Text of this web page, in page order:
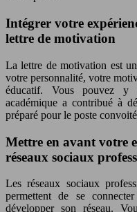
Intégrer votre
lettre de motivation
La lettre de motivation est
votre personnalité, votre
éducatif. Vous pouvez y
académique a contribué à
préparé pour le poste
Mettre en avant votre
réseaux sociaux
Les réseaux sociaux
permettent de se
développer son réseau.